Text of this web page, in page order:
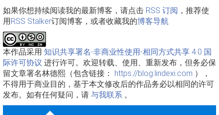
如果你想持续阅读我的最新博客，请点击 RSS 订阅 ，推荐使
用RSS Stalker订阅博客，或者收藏我的博客导航
本作品采用 知识共享署名-非商业性使用-相同方式共享 4.0 国
际许可协议 进行许可。欢迎转载、使用、重新发布，但务必保
留文章署名林德熙（包含链接： https://blog.lindexi.com ），
不得用于商业目的，基于本文修改后的作品务必以相同的许可
发布。如有任何疑问，请 与我联系 。